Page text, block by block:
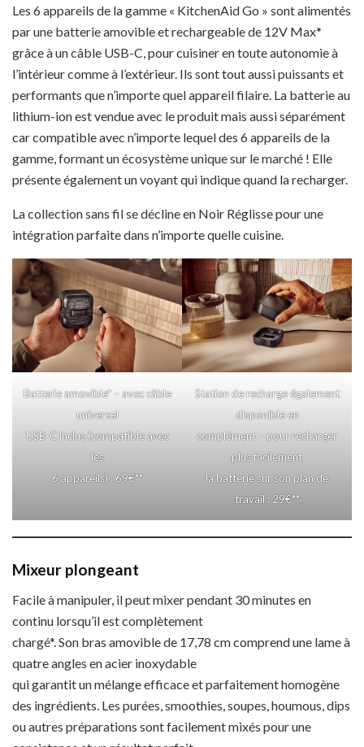
Les 6 appareils de la gamme « KitchenAid Go » sont alimentés
par une batterie amovible et rechargeable de 12V Max*
grâce à un câble USB-C, pour cuisiner en toute autonomie à
l’intérieur comme à l’extérieur. Ils sont tout aussi puissants et
performants que n’importe quel appareil filaire. La batterie au
lithium-ion est vendue avec le produit mais aussi séparément
car compatible avec n’importe lequel des 6 appareils de la
gamme, formant un écosystème unique sur le marché ! Elle
présente également un voyant qui indique quand la recharger.
La collection sans fil se décline en Noir Réglisse pour une
intégration parfaite dans n’importe quelle cuisine.
Batterie amovible* – avec câble
universel
USB-C inclus (compatible avec
les
6 appareils) : 69€**
Station de recharge également
disponible en
complément – pour recharger
plus facilement
la batterie sur son plan de
travail : 29€**
Mixeur plongeant
Facile à manipuler, il peut mixer pendant 30 minutes en
continu lorsqu’il est complètement
chargé*. Son bras amovible de 17,78 cm comprend une lame à
quatre angles en acier inoxydable
qui garantit un mélange efficace et parfaitement homogène
des ingrédients. Les purées, smoothies, soupes, houmous, dips
ou autres préparations sont facilement mixés pour une